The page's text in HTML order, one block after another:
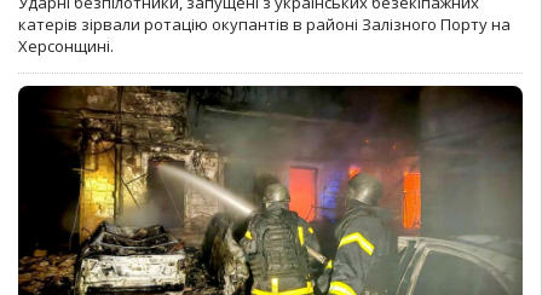
катерів зірвали ротацію окупантів в районі Залізного Порту на
Херсонщині.